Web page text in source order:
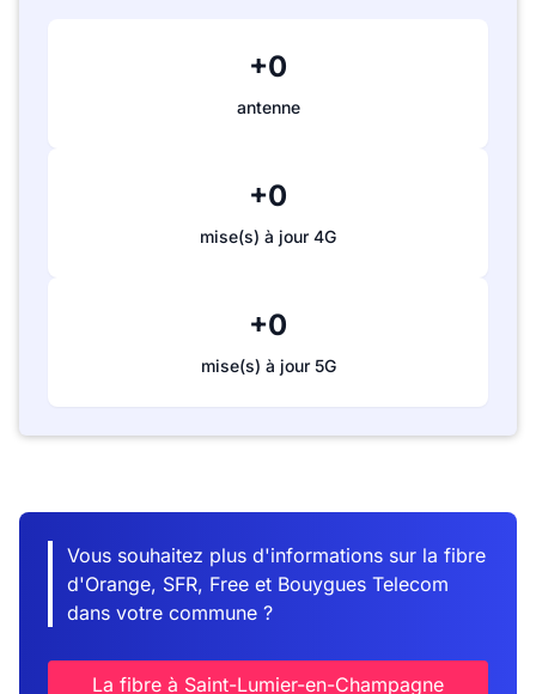
+0
antenne
+0
mise(s) à jour 4G
+0
mise(s) à jour 5G
Vous souhaitez plus d'informations sur la fibre
d'Orange, SFR, Free et Bouygues Telecom
dans votre commune ?
La fibre à Saint-Lumier-en-Champagne